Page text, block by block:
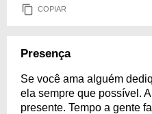
COPIAR
Presença
Se você ama alguém
ela sempre que possível.
presente. Tempo a gente